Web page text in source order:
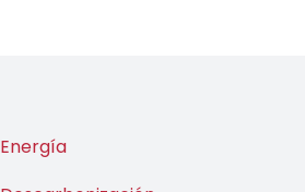
Energía